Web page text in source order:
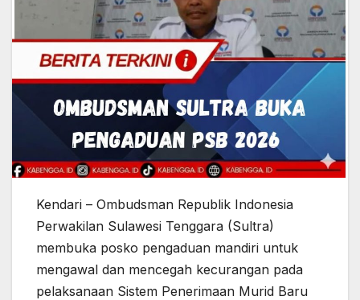
Kendari – Ombudsman Republik Indonesia
Perwakilan Sulawesi Tenggara (Sultra)
membuka posko pengaduan mandiri untuk
mengawal dan mencegah kecurangan pada
pelaksanaan Sistem Penerimaan Murid Baru